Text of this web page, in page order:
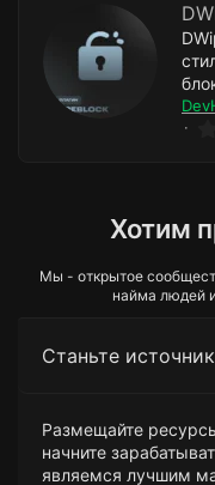
Хотим
Мы - открытое
найма людей
Станьте
Размещайте
начните
являемся лучшим